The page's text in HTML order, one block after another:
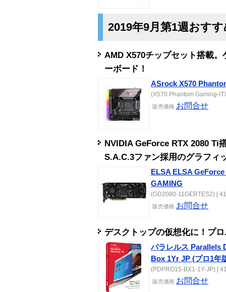
2019年9月第1週おす
AMD X570チップセット搭載
ーボード！
ASrock X570
(X570 Phantom Gaming-
販売価格 お問合せ
NVIDIA GeForce RTX 2080 Ti
S.A.C.3ファン採用のグラフィ
ELSA ELSA
GAMING
(GD2080-11GERTES2) [
販売価格 お問合せ
デスクトップの仮想化に！プ
パラレルス Parallels
Box 1Yr JP (プロ1年
(PDPRO15-BX1-1Y-JP) [
販売価格 お問合せ